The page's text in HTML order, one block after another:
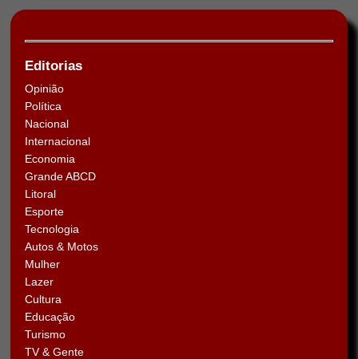
Editorias
Opinião
Política
Nacional
Internacional
Economia
Grande ABCD
Litoral
Esporte
Tecnologia
Autos & Motos
Mulher
Lazer
Cultura
Educação
Turismo
TV & Gente